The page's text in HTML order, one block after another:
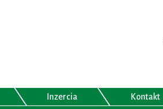
Inzercia Kontakt